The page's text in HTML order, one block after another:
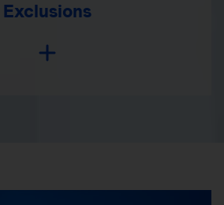
Exclusions